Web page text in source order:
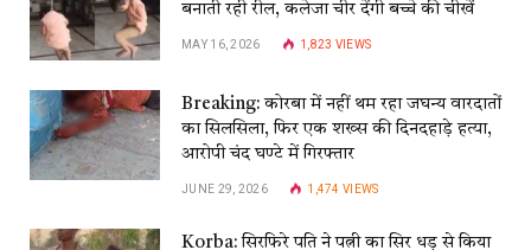
बनाती रही रील, कलेजा चीर देंगी बच्चे की चीखें
MAY 16, 2026 1,823 VIEWS
Breaking: कोरबा में नहीं थम रहा जघन्य वारदातों
का सिलसिला, फिर एक शख्स की दिनदहाड़े हत्या,
आरोपी चंद घण्टे में गिरफ्तार
JUNE 29, 2026 1,474VIEWS
Korba: सिरफिरे पति ने पत्नी का सिर धड़ से किया